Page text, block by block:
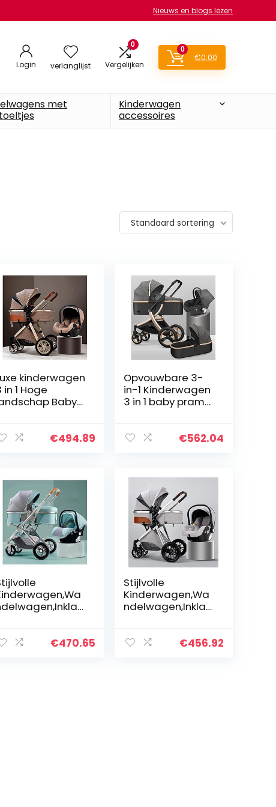
Nieuws en blogs lezen
Login verlanglijst
0
Vergelijken
0
€0.00
met
Kinderwagen
accessoires
Standaard sortering
kinderwagen
in 1 Hoge
Baby
€494.89
Opvouwbare 3-
in-1 Kinderwagen
3 in 1 baby pram
hoge landschap
kinderwagens…
€562.04
€470.65
Stijlvolle
Kinderwagen,Wa
ndelwagen,Inklap
n kinderwagen
€456.92